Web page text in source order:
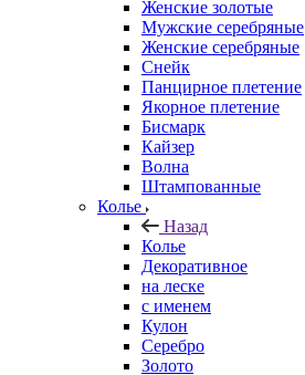
Женские золотые
Мужские серебряные
Женские серебряные
Снейк
Панцирное плетение
Якорное плетение
Бисмарк
Кайзер
Волна
Штампованные
Колье
Назад
Колье
Декоративное
на леске
с именем
Кулон
Серебро
Золото